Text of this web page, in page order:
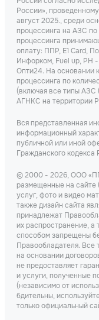
России»,
август 2025., среди
процессинга на АЗС по
процессинга
оплату: ППР, Е1 Card,
Инфорком, Fuel up, РН
Опти24. На основании
процессинга по
(включая все типы
АГНКС на территории
Вся представленная
информационный
публичной или иной
Гражданского кодекса
© 2000 - 2026, ООО
размещенные на сайте
услуг, фото и видео
также дизайн сайта
принадлежат
их распространение,
способом запрещены
Правообладателя. Все
на основании
не предоставляет
и услуги, полученные
(независимо от
бдительны,
только официальный